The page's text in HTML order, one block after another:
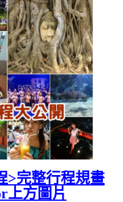
>完整行程規畫
上方圖片